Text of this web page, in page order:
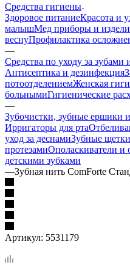
Средства гигиены
Здоровое питаниеКрасота и
малышМед приборы и
веснуПрофилактика
—
Средства по уходу за зубами
Антисептика и дезинфекция
потоотделениемЖенская
больнымиГигиенические
—
Зубочистки, зубные ершики
Ирригаторы для рта
уход за деснамиЗубные щетки
протезамиОполаскиватели и
детскими зубками
—Зубная нить ComForte
Артикул: 5531179